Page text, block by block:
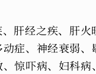
肝经之疾、肝火
症、神经衰弱、
惊吓病、妇科病